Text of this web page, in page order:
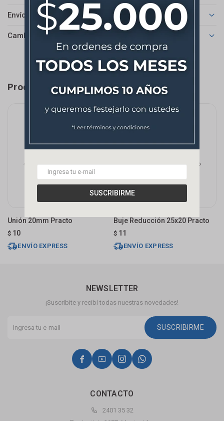
SUSCRIBIRME
Envíos
Cambios y Devoluciones
Productos que te pueden interesar
Unión 20mm Practo
$ 10
ENVÍO EXPRESS
Buje Reducción 25x20 Practo
$ 11
ENVÍO EXPRESS
CONTACTO
2401 35 32
NEWSLETTER
¡Suscribite y recibí todas nuestras novedades!
SUSCRIBIRME
   